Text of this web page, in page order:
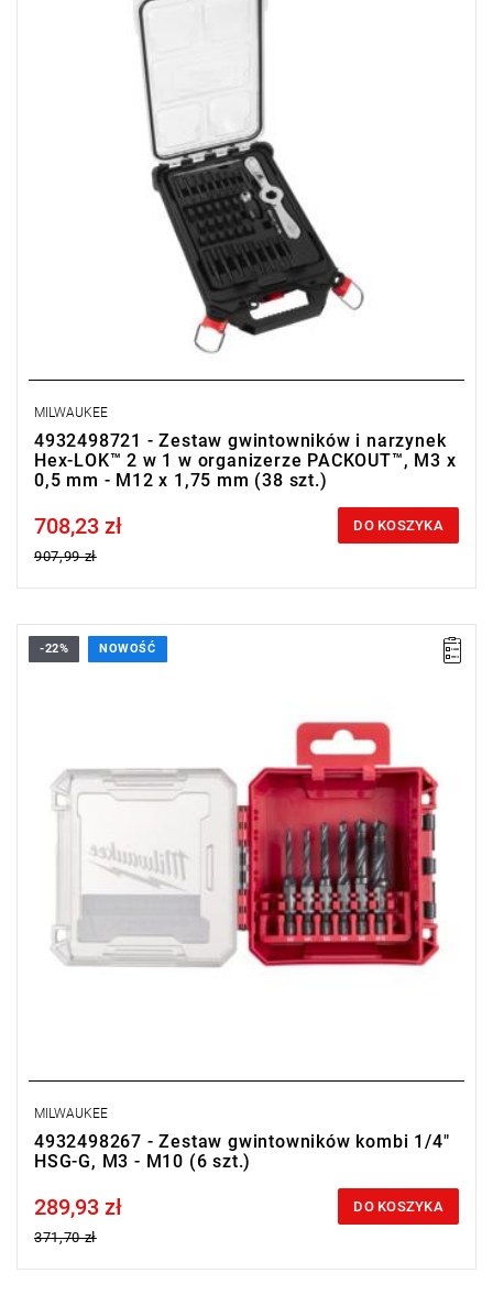
MILWAUKEE
4932498721 - Zestaw gwintowników i narzynek
Hex-LOK™ 2 w 1 w organizerze PACKOUT™, M3 x
0,5 mm - M12 x 1,75 mm (38 szt.)
Price tax included
708,23 zł
907,99 zł
DO KOSZYKA
-22% NOWOŚĆ
MILWAUKEE
4932498267 - Zestaw gwintowników kombi 1/4"
HSG-G, M3 - M10 (6 szt.)
Price tax included
289,93 zł
371,70 zł
DO KOSZYKA